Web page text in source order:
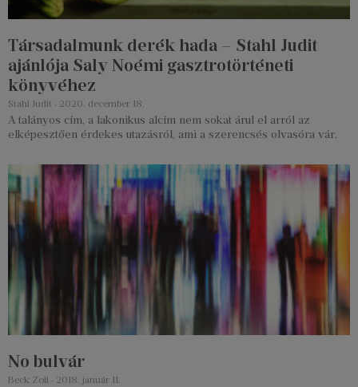
Társadalmunk derék hada – Stahl Judit
ajánlója Saly Noémi gasztrotörténeti
könyvéhez
Stahl Judit 2020. december 18.
A talányos cím, a lakonikus alcím nem sokat árul el arról az
elképesztően érdekes utazásról, ami a szerencsés olvasóra vár.
No bulvár
Beck Zoli 2018. január 11.